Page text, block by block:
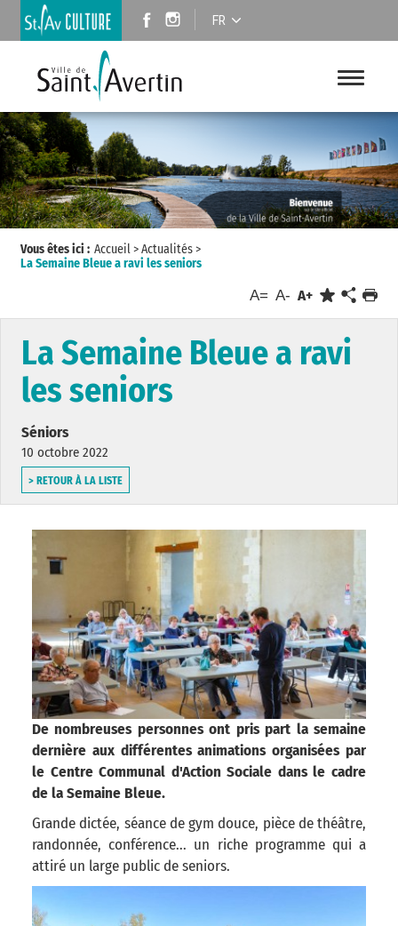
FR
Vous êtes ici : Accueil>Actualités>
La Semaine Bleue a ravi les seniors
A= A- A+
La Semaine Bleue a ravi
les seniors
Séniors
10 octobre 2022
> RETOUR À LA LISTE
De nombreuses personnes ont pris part la semaine
dernière aux différentes animations organisées par
le Centre Communal d'Action Sociale dans le cadre
de la Semaine Bleue.
Grande dictée, séance de gym douce, pièce de théâtre,
randonnée, conférence... un riche programme qui a
attiré un large public de seniors.